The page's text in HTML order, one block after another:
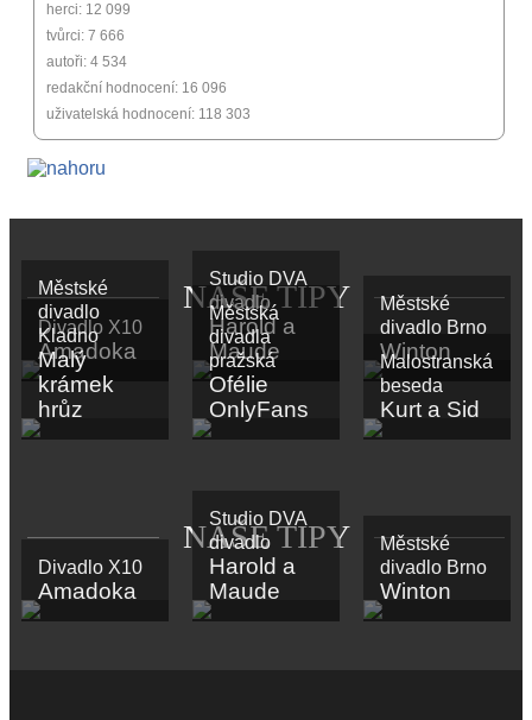
herci: 12 099
tvůrci: 7 666
autoři: 4 534
redakční hodnocení: 16 096
uživatelská hodnocení: 118 303
NAŠE TIPY
Divadlo X10
Amadoka
Studio DVA
divadlo
Harold a
Maude
Městské
divadlo Brno
Winton
Městské
divadlo
Kladno
Malý
krámek
hrůz
Městská
divadla
pražská
Ofélie
OnlyFans
Malostranská
beseda
Kurt a Sid
NAŠE TIPY
Divadlo X10
Amadoka
Studio DVA
divadlo
Harold a
Maude
Městské
divadlo Brno
Winton